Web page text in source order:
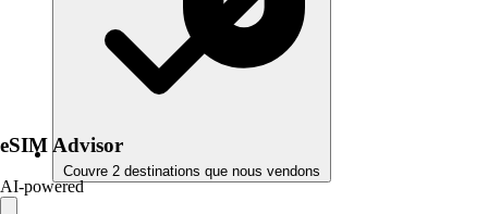
Couvre 2 destinations que nous vendons
eSIM Advisor
AI-powered